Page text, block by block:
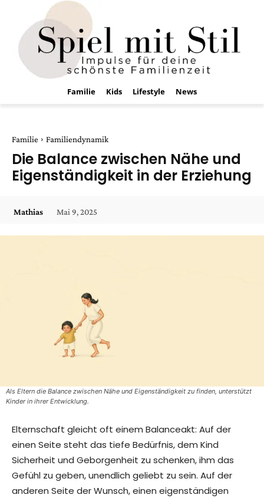
Familie Kids Lifestyle News
Familie Familiendynamik
Die Balance zwischen Nähe und
Eigenständigkeit in der Erziehung
Mathias Mai 9, 2025
Als Eltern die Balance zwischen Nähe und Eigenständigkeit zu finden, unterstützt
Kinder in ihrer Entwicklung.
Elternschaft gleicht oft einem Balanceakt: Auf der
einen Seite steht das tiefe Bedürfnis, dem Kind
Sicherheit und Geborgenheit zu schenken, ihm das
Gefühl zu geben, unendlich geliebt zu sein. Auf der
anderen Seite der Wunsch, einen eigenständigen